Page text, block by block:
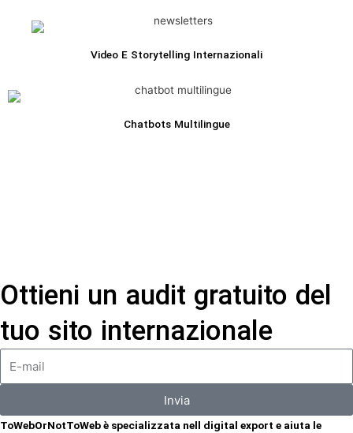
Video E Storytelling Internazionali
Chatbots Multilingue
Ottieni un audit gratuito del
tuo sito internazionale
Invia
ToWebOrNotToWeb è specializzata nell digital export e aiuta le